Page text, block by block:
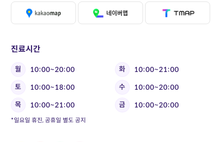
진료시간
월 10:00~20:00 화
10:00~21:00
토
10:00~18:00 수
10:00~20:00
목
10:00~21:00 금 10:00~20:00
*일요일 휴진, 공휴일 별도 공지